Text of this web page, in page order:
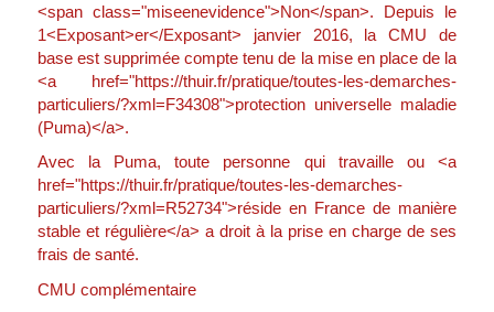
<span class="miseenevidence">Non</span>. Depuis le
1<Exposant>er</Exposant> janvier 2016, la CMU de
base est supprimée compte tenu de la mise en place de la
<a href="https://thuir.fr/pratique/toutes-les-demarches-
particuliers/?xml=F34308">protection universelle maladie
(Puma)</a>.
Avec la Puma, toute personne qui travaille ou <a
href="https://thuir.fr/pratique/toutes-les-demarches-
particuliers/?xml=R52734">réside en France de manière
stable et régulière</a> a droit à la prise en charge de ses
frais de santé.
CMU complémentaire